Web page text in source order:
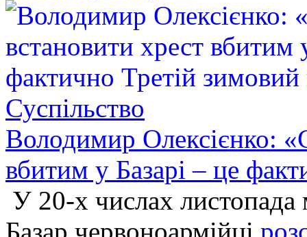
Суспільство
Володимир Олексієнко:
вбитим у Базарі – це
У 20-х числах листопада
Базар червоноармійці